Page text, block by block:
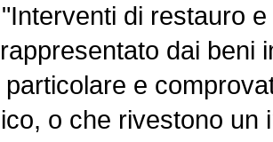
"Interventi di restauro
dai beni
e
o che rivestono un